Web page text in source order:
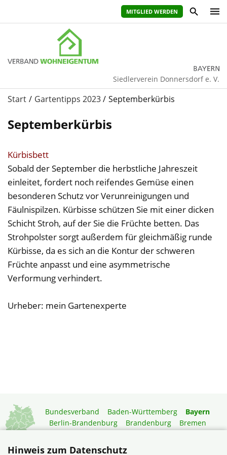
MITGLIED WERDEN
Siedlerverein Donnersdorf e. V.
Start Gartentipps 2023 Septemberkürbis
Septemberkürbis
Kürbisbett
Sobald der September die herbstliche Jahreszeit
einleitet, fordert noch reifendes Gemüse einen
besonderen Schutz vor Verunreinigungen und
Fäulnispilzen. Kürbisse schützen Sie mit einer dicken
Schicht Stroh, auf der Sie die Früchte betten. Das
Strohpolster sorgt außerdem für gleichmäßig runde
Kürbisse, da es sich an die Kontur der schweren
Früchte anpasst und eine asymmetrische
Verformung verhindert.
Urheber: mein Gartenexperte
Bundesverband Baden-Württemberg
Bayern
Berlin-Brandenburg
Brandenburg
Bremen
Niedersachsen
Hinweis zum Datenschutz